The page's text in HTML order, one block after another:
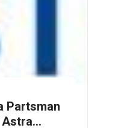
Partsman
Astra